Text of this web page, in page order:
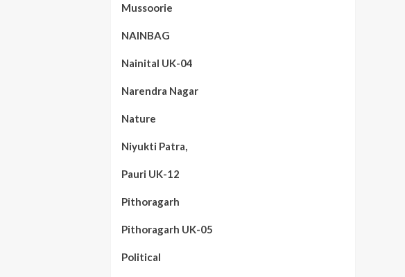
Mussoorie
NAINBAG
Nainital UK-04
Narendra Nagar
Nature
Niyukti Patra,
Pauri UK-12
Pithoragarh
Pithoragarh UK-05
Political